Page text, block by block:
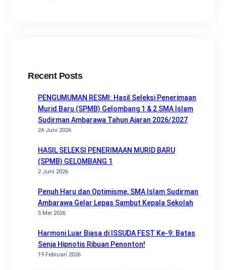
Recent Posts
PENGUMUMAN RESMI: Hasil Seleksi Penerimaan
Murid Baru (SPMB) Gelombang 1 & 2 SMA Islam
Sudirman Ambarawa Tahun Ajaran 2026/2027
24 Juni 2026
HASIL SELEKSI PENERIMAAN MURID BARU
(SPMB) GELOMBANG 1
2 Juni 2026
Penuh Haru dan Optimisme, SMA Islam Sudirman
Ambarawa Gelar Lepas Sambut Kepala Sekolah
5 Mei 2026
Harmoni Luar Biasa di ISSUDA FEST Ke-9: Batas
Senja Hipnotis Ribuan Penonton!
19 Februari 2026